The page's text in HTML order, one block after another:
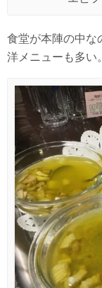
食堂が本陣の中な
洋メニューも多い。